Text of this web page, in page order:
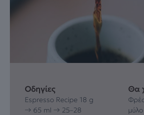
Οδηγίες
Espresso Recipe 18 g
→ 65 ml → 25–28
Θα